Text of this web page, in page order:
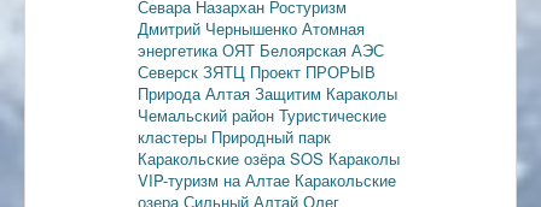
Севара Назархан Ростуризм
Дмитрий Чернышенко Атомная
энергетикаОЯТ Белоярская АЭС
Северск ЗЯТЦ Проект ПРОРЫВ
Природа Алтая Защитим Караколы
Чемальский район Туристические
кластеры Природный парк
Каракольские озёраSOS Караколы
VIP-туризм на Алтае Каракольские
озера Сильный Алтай Олег